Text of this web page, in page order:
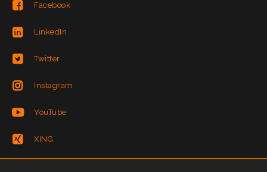
Facebook
LinkedIn
Twitter
Instagram
YouTube
XING